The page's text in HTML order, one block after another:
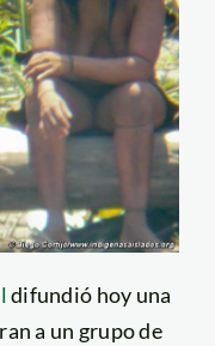
difundió hoy una
a un grupo de